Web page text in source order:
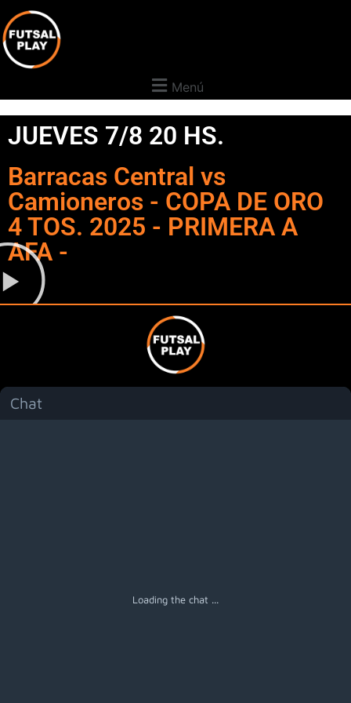
Menú
JUEVES 7/8 20 HS.
Barracas Central vs
Camioneros - COPA DE ORO
4 TOS. 2025 - PRIMERA A
AFA -
Chat
Loading the chat ...